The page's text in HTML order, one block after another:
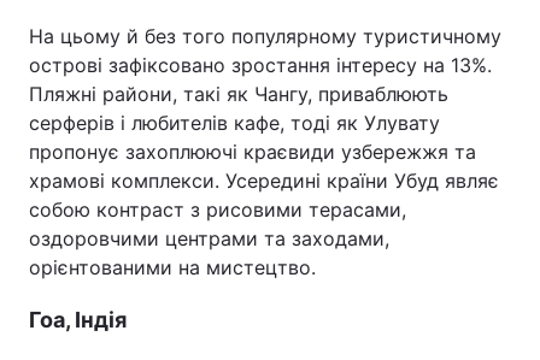
На цьому й без того популярному туристичному
острові зафіксовано зростання інтересу на 13%.
Пляжні райони, такі як Чангу, приваблюють
серферів і любителів кафе, тоді як Улувату
пропонує захоплюючі краєвиди узбережжя та
храмові комплекси. Усередині країни Убуд являє
собою контраст з рисовими терасами,
оздоровчими центрами та заходами,
орієнтованими на мистецтво.
Гоа, Індія